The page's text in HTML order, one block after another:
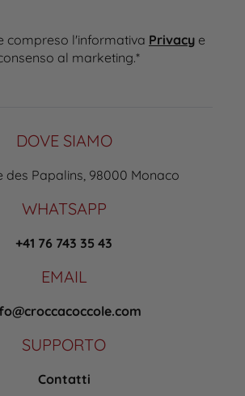
compreso l'informativa Privacye
al marketing.*
DOVE SIAMO
des Papalins, 98000 Monaco
WHATSAPP
+41 76 743 35 43
EMAIL
SUPPORTO
Contatti